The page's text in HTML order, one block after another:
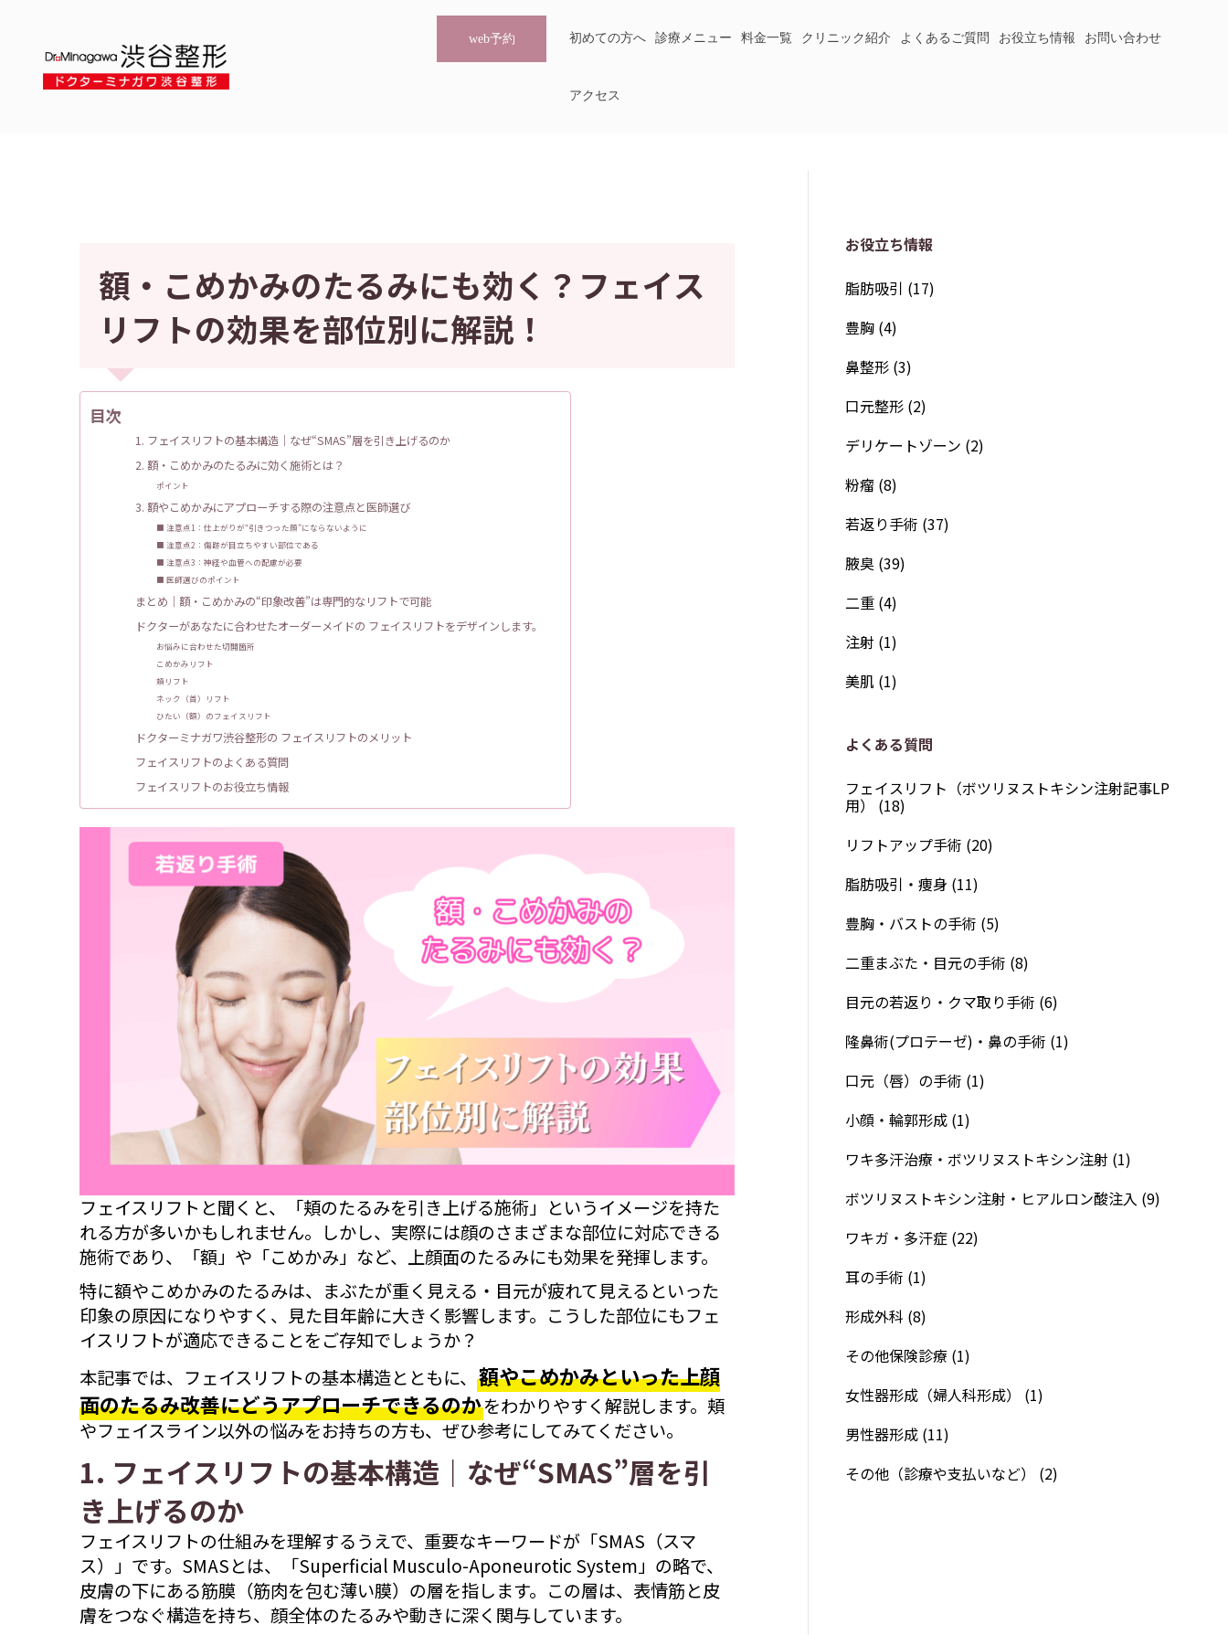
web予約 初めての方へ 診療メニュー 料金一覧 クリニック紹介 よくあるご質問 お役立ち情報 お問い合わせ
アクセス
額・こめかみのたるみにも効く？フェイス
リフトの効果を部位別に解説！
目次
1. フェイスリフトの基本構造｜なぜ“SMAS”層を引き上げるのか
2. 額・こめかみのたるみに効く施術とは？
ポイント
3. 額やこめかみにアプローチする際の注意点と医師選び
■ 注意点1：仕上がりが“引きつった顔”にならないように
■ 注意点2：傷跡が目立ちやすい部位である
■ 注意点3：神経や血管への配慮が必要
■ 医師選びのポイント
まとめ｜額・こめかみの“印象改善”は専門的なリフトで可能
ドクターがあなたに合わせたオーダーメイドの フェイスリフトをデザインします。
お悩みに合わせた切開箇所
こめかみリフト
頬リフト
ネック（首）リフト
ひたい（額）のフェイスリフト
ドクターミナガワ渋谷整形の フェイスリフトのメリット
フェイスリフトのよくある質問
フェイスリフトのお役立ち情報
フェイスリフトと聞くと、「頬のたるみを引き上げる施術」というイメージを持た
れる方が多いかもしれません。しかし、実際には顔のさまざまな部位に対応できる
施術であり、「額」や「こめかみ」など、上顔面のたるみにも効果を発揮します。
特に額やこめかみのたるみは、まぶたが重く見える・目元が疲れて見えるといった
印象の原因になりやすく、見た目年齢に大きく影響します。こうした部位にもフェ
イスリフトが適応できることをご存知でしょうか？
本記事では、フェイスリフトの基本構造とともに、 額やこめかみといった上顔
面のたるみ改善にどうアプローチできるのかをわかりやすく解説します。頬
やフェイスライン以外の悩みをお持ちの方も、ぜひ参考にしてみてください。
1. フェイスリフトの基本構造｜なぜ“SMAS”層を引
き上げるのか
フェイスリフトの仕組みを理解するうえで、重要なキーワードが「SMAS（スマ
ス）」です。SMASとは、「Superficial Musculo-Aponeurotic System」の略で、
皮膚の下にある筋膜（筋肉を包む薄い膜）の層を指します。この層は、表情筋と皮
膚をつなぐ構造を持ち、顔全体のたるみや動きに深く関与しています。
お役立ち情報
脂肪吸引 (17)
豊胸 (4)
鼻整形 (3)
口元整形 (2)
デリケートゾーン (2)
粉瘤 (8)
若返り手術 (37)
腋臭 (39)
二重 (4)
注射 (1)
美肌 (1)
よくある質問
フェイスリフト（ボツリヌストキシン注射記事LP
用）
(18)
リフトアップ手術 (20)
脂肪吸引・痩身 (11)
豊胸・バストの手術 (5)
二重まぶた・目元の手術 (8)
目元の若返り・クマ取り手術 (6)
隆鼻術(プロテーゼ)・鼻の手術 (1)
口元（唇）の手術 (1)
小顔・輪郭形成 (1)
ワキ多汗治療・ボツリヌストキシン注射 (1)
ボツリヌストキシン注射・ヒアルロン酸注入 (9)
ワキガ・多汗症 (22)
耳の手術 (1)
形成外科 (8)
その他保険診療 (1)
女性器形成（婦人科形成）
(1)
男性器形成 (11)
その他（診療や支払いなど）
(2)